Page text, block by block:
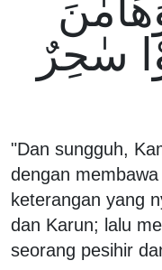
سٰحِرٌ
"Dan sungguh,
dengan
keterangan yang
dan Karun; lalu
seorang pesihir